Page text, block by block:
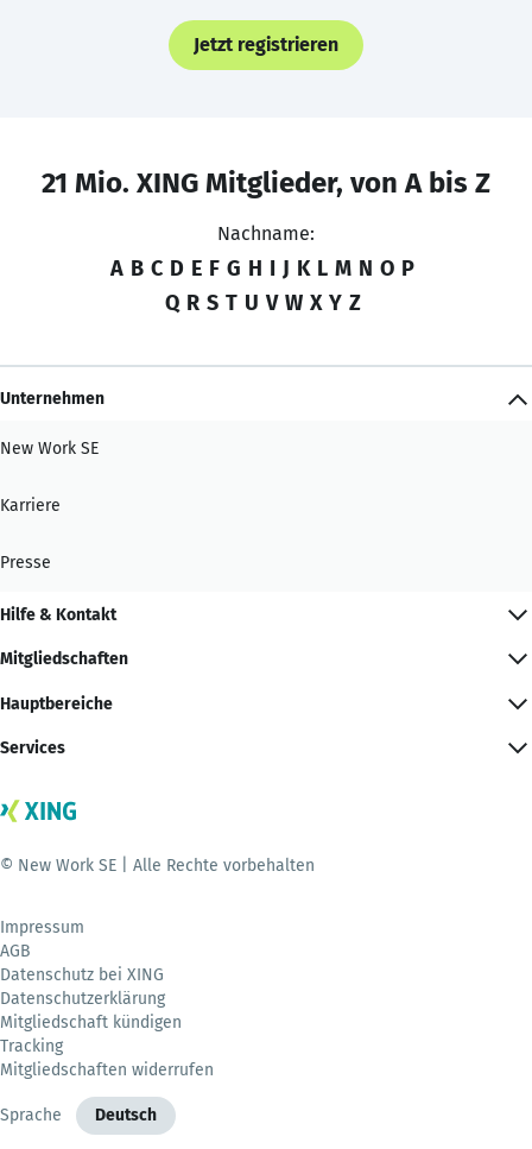
Jetzt registrieren
21 Mio. XING Mitglieder, von A bis Z
Nachname:
A B C D E F G H I J K L M N O P
Q R S T U V W X Y Z
Unternehmen
New Work SE
Karriere
Presse
Hilfe & Kontakt
Mitgliedschaften
Hauptbereiche
Services
© New Work SE | Alle Rechte vorbehalten
Impressum
AGB
Datenschutz bei XING
Datenschutzerklärung
Mitgliedschaft kündigen
Tracking
Mitgliedschaften widerrufen
Sprache Deutsch